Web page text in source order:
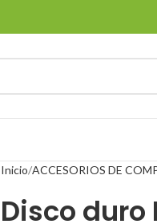
Inicio ACCESORIOS DE
Disco duro